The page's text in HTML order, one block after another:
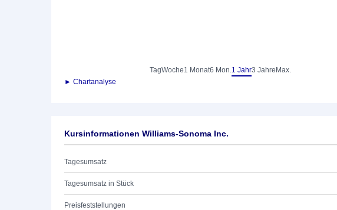
TagWoche1 Monat6 Mon.1 Jahr3 Jahre Max.
► Chartanalyse
Kursinformationen Williams-Sonoma Inc.
Tagesumsatz
Tagesumsatz in Stück
Preisfeststellungen